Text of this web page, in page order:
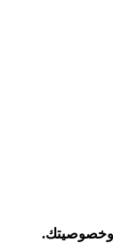
وخصوصيتك.